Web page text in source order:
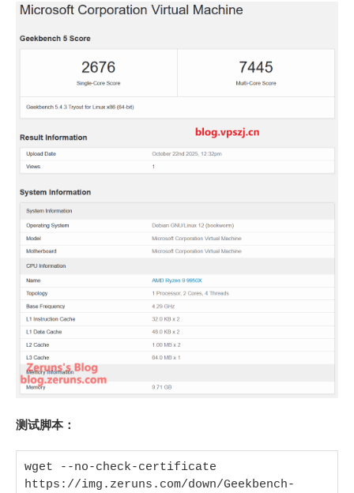
测试脚本：
wget --no-check-certificate
https://img.zeruns.com/down/Geekbench-